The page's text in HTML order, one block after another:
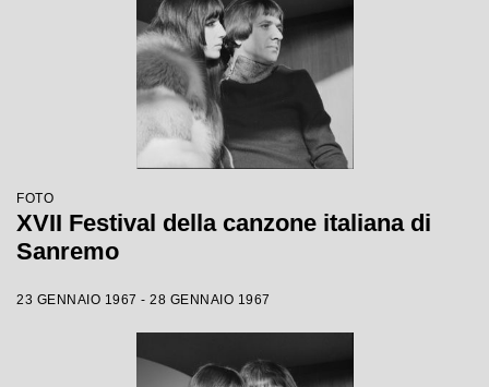
FOTO
XVII Festival della canzone italiana di
Sanremo
23 GENNAIO 1967 - 28 GENNAIO 1967